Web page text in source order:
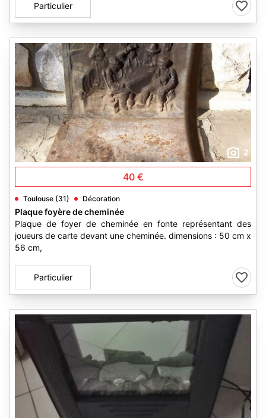
Particulier
2
40 €
Toulouse (31) Décoration
Plaque foyère de cheminée
Plaque de foyer de cheminée en fonte représentant des
joueurs de carte devant une cheminée. dimensions : 50 cm x
56 cm,
Particulier